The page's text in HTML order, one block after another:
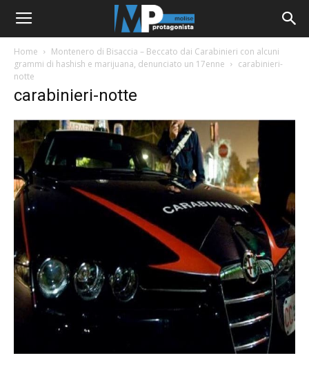
Home
Montenero di Bisaccia – Beccato dai Carabinieri con alcuni
grammi di hashish e marijuana, denunciato un 17enne
carabinieri-
notte
carabinieri-notte